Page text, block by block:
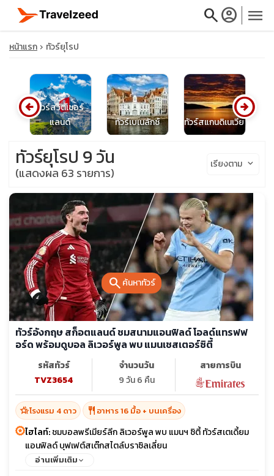
searchaccount_circle menu
close
travel_explore
calendar_month
หน้าแรก ทัวร์ยุโรป
ทัวร์สวิตเซอร์
แลนด์
ทัวร์เบเนลักซ์ ทัวร์สแกนดิเนเวีย
arrow_circle_left arrow_circle_right
searchค้นหาทัวร์
ทัวร์ยุโรป 9 วัน
(แสดงผล 63 รายการ)
เรียงตาม keyboard_arrow_down
ทัวร์อังกฤษ สก็อตแลนด์ ชมสนามแอนฟิลด์ โอลด์แทรฟฟ
อร์ด พร้อมดูบอล ลิเวอร์พูล พบ แมนเชสเตอร์ซิตี้
รหัสทัวร์
TVZ3654
จำนวนวัน
9 วัน 6 คืน
สายการบิน
hotel_classโรงแรม 4 ดาว restaurant อาหาร 16 มื้อ + บนเครื่อง
ไฮไลท์:ชมบอลพรีเมียร์ลีก ลิเวอร์พูล พบ แมนฯ ซิตี้ ทัวร์สเตเดี้ยม
แอนฟิลด์ บุฟเฟต์สเต๊กสไตล์บราซิลเลี่ยน
อ่านเพิ่มเติม